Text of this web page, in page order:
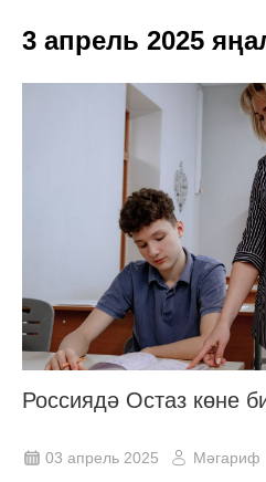
3 апрель 2025
Россиядә Остаз көне
03 апрель 2025 Мәгариф